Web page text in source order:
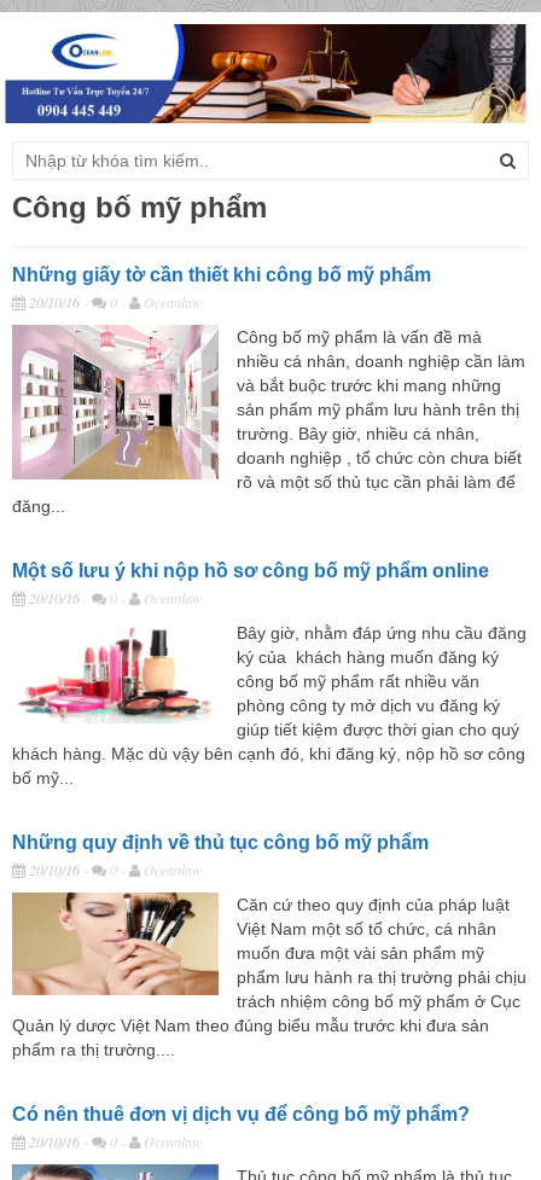
Công bố mỹ phẩm
Những giấy tờ cần thiết khi công bố mỹ phẩm
20/10/16 - 0 -
Oceanlaw
Công bố mỹ phẩm là vấn đề mà
nhiều cá nhân, doanh nghiệp cần làm
và bắt buộc trước khi mang những
sản phẩm mỹ phẩm lưu hành trên thị
trường. Bây giờ, nhiều cá nhân,
doanh nghiệp , tổ chức còn chưa biết
rõ và một số thủ tục cần phải làm để
đăng...
Một số lưu ý khi nộp hồ sơ công bố mỹ phẩm online
20/10/16 - 0 -
Oceanlaw
Bây giờ, nhằm đáp ứng nhu cầu đăng
ký của khách hàng muốn đăng ký
công bố mỹ phẩm rất nhiều văn
phòng công ty mở dịch vu đăng ký
giúp tiết kiệm được thời gian cho quý
khách hàng. Mặc dù vậy bên cạnh đó, khi đăng ký, nộp hồ sơ công
bố mỹ...
Những quy định về thủ tục công bố mỹ phẩm
20/10/16 - 0 -
Oceanlaw
Căn cứ theo quy định của pháp luật
Việt Nam một số tổ chức, cá nhân
muốn đưa một vài sản phẩm mỹ
phẩm lưu hành ra thị trường phải chịu
trách nhiệm công bố mỹ phẩm ở Cục
Quản lý dược Việt Nam theo đúng biểu mẫu trước khi đưa sản
phẩm ra thị trường....
Có nên thuê đơn vị dịch vụ để công bố mỹ phẩm?
20/10/16 - 0 -
Oceanlaw
Thủ tục công bố mỹ phẩm là thủ tục